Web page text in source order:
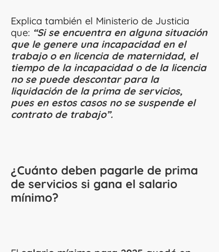
Explica también el Ministerio de Justicia
que: “Si se encuentra en alguna situación
que le genere una incapacidad en el
trabajo o en licencia de maternidad, el
tiempo de la incapacidad o de la licencia
no se puede descontar para la
liquidación de la prima de servicios,
pues en estos casos no se suspende el
contrato de trabajo”.
¿Cuánto deben pagarle de prima
de servicios si gana el salario
mínimo?